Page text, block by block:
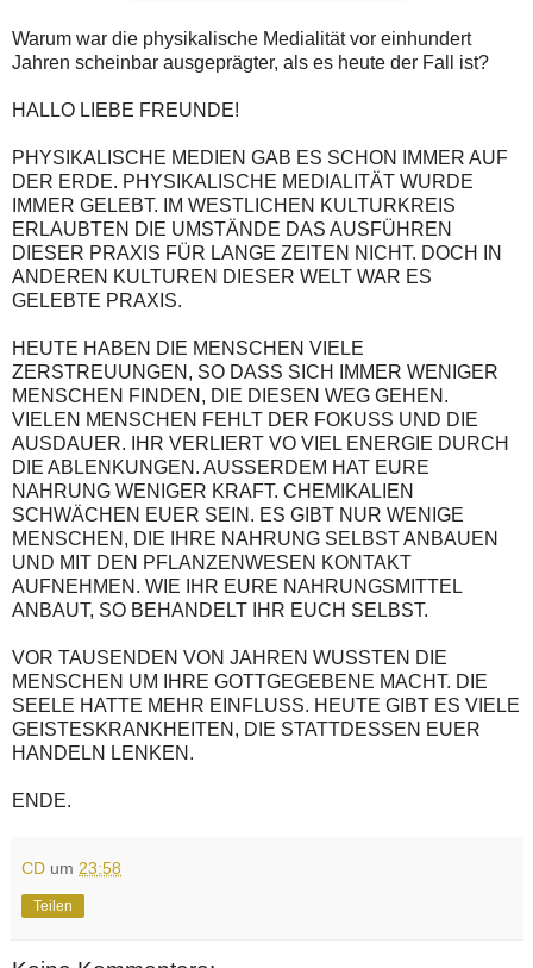
Warum war die physikalische Medialität vor einhundert
Jahren scheinbar ausgeprägter, als es heute der Fall ist?
HALLO LIEBE FREUNDE!
PHYSIKALISCHE MEDIEN GAB ES SCHON IMMER AUF
DER ERDE. PHYSIKALISCHE MEDIALITÄT WURDE
IMMER GELEBT. IM WESTLICHEN KULTURKREIS
ERLAUBTEN DIE UMSTÄNDE DAS AUSFÜHREN
DIESER PRAXIS FÜR LANGE ZEITEN NICHT. DOCH IN
ANDEREN KULTUREN DIESER WELT WAR ES
GELEBTE PRAXIS.
HEUTE HABEN DIE MENSCHEN VIELE
ZERSTREUUNGEN, SO DASS SICH IMMER WENIGER
MENSCHEN FINDEN, DIE DIESEN WEG GEHEN.
VIELEN MENSCHEN FEHLT DER FOKUSS UND DIE
AUSDAUER. IHR VERLIERT VO VIEL ENERGIE DURCH
DIE ABLENKUNGEN. AUSSERDEM HAT EURE
NAHRUNG WENIGER KRAFT. CHEMIKALIEN
SCHWÄCHEN EUER SEIN. ES GIBT NUR WENIGE
MENSCHEN, DIE IHRE NAHRUNG SELBST ANBAUEN
UND MIT DEN PFLANZENWESEN KONTAKT
AUFNEHMEN. WIE IHR EURE NAHRUNGSMITTEL
ANBAUT, SO BEHANDELT IHR EUCH SELBST.
VOR TAUSENDEN VON JAHREN WUSSTEN DIE
MENSCHEN UM IHRE GOTTGEGEBENE MACHT. DIE
SEELE HATTE MEHR EINFLUSS. HEUTE GIBT ES VIELE
GEISTESKRANKHEITEN, DIE STATTDESSEN EUER
HANDELN LENKEN.
ENDE.
CD um 23:58
Teilen